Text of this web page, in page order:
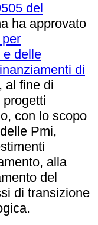
del
ha approvato
e delle
di
al fine di
con lo scopo
Pmi,
alla
del
di transizione